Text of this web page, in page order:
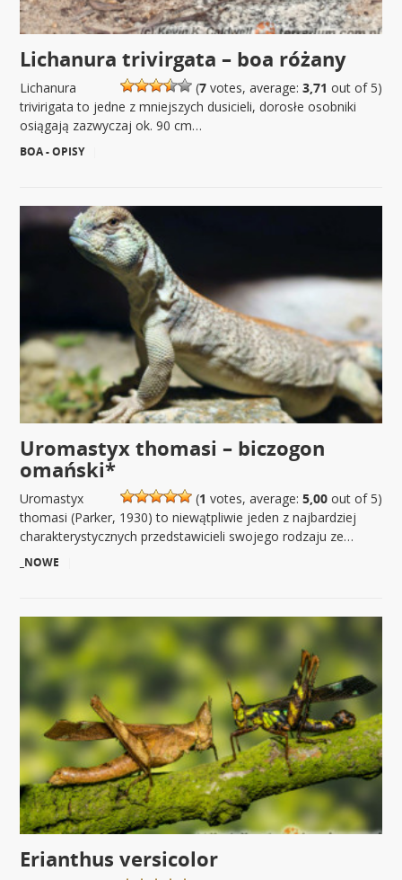
Lichanura trivirgata – boa różany
(7votes, average: 3,71 out of 5)
Lichanura
trivirigata to jedne z mniejszych dusicieli, dorosłe osobniki
osiągają zazwyczaj ok. 90 cm…
BOA - OPISY
Uromastyx thomasi – biczogon
omański*
(1 votes, average: 5,00out of 5)
Uromastyx
thomasi (Parker, 1930) to niewątpliwie jeden z najbardziej
charakterystycznych przedstawicieli swojego rodzaju ze…
_NOWE
Erianthus versicolor